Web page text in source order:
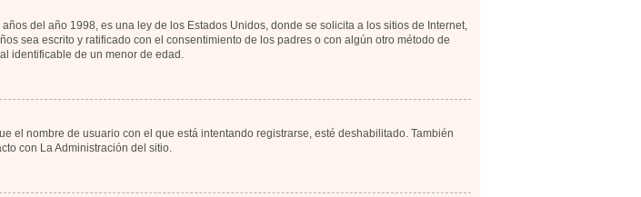
del año 1998, es una ley de los Estados Unidos, donde se solicita a los sitios de Internet,
sea escrito y ratificado con el consentimiento de los padres o con algún otro método de
identificable de un menor de edad.
el nombre de usuario con el que está intentando registrarse, esté deshabilitado. También
con La Administración del sitio.